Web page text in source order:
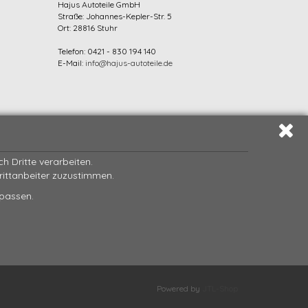
Dritte verarbeiten.
zuzustimmen.
Hajus Autoteile GmbH
Straße: Johannes-Kepler-Str. 5
Ort: 28816 Stuhr
Telefon: 0421 - 830 194 140
E-Mail: info@hajus-autoteile.de
Powered by